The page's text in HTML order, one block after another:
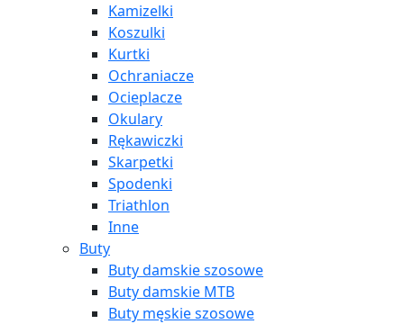
Kamizelki
Koszulki
Kurtki
Ochraniacze
Ocieplacze
Okulary
Rękawiczki
Skarpetki
Spodenki
Triathlon
Inne
Buty
Buty damskie szosowe
Buty damskie MTB
Buty męskie szosowe